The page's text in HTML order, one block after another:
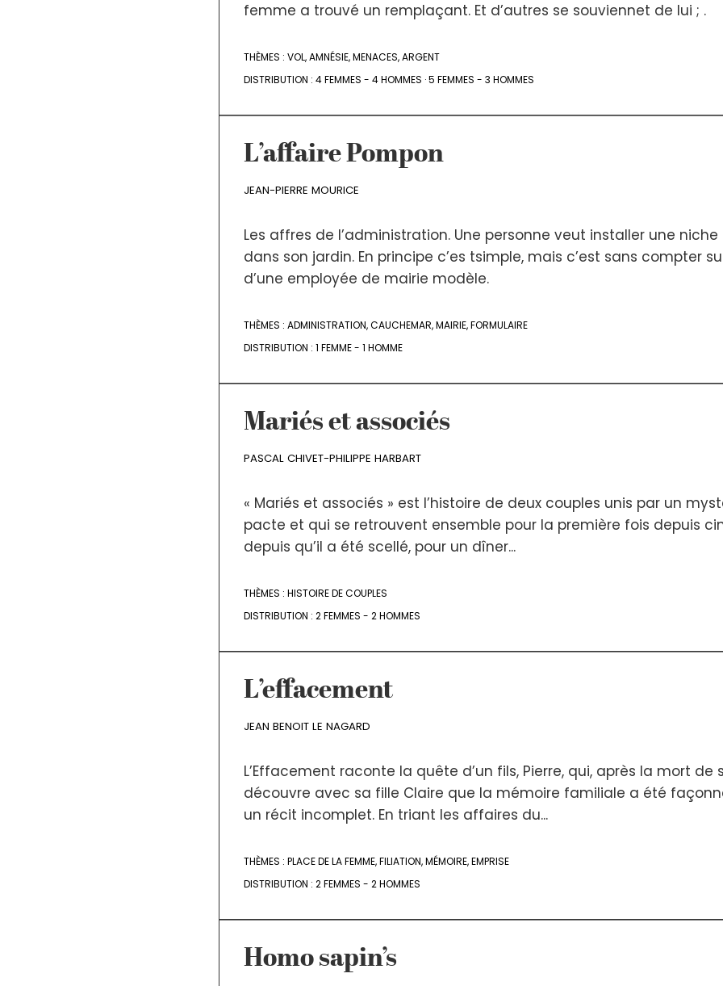
femme a trouvé un remplaçant. Et d’autres se souviennet de lui ; .
THÈMES : VOL,AMNÉSIE,MENACES,ARGENT
DISTRIBUTION : 4 FEMMES - 4 HOMMES ·5 FEMMES - 3 HOMMES
L’affaire Pompon
JEAN-PIERRE MOURICE
Les affres de l’administration. Une personne veut installer une
dans son jardin. En principe c’es tsimple, mais c’est sans compter
d’une employée de mairie modèle.
THÈMES : ADMINISTRATION,CAUCHEMAR,MAIRIE,FORMULAIRE
DISTRIBUTION : 1 FEMME - 1 HOMME
Mariés et associés
PASCAL CHIVET-PHILIPPE HARBART
« Mariés et associés » est l’histoire de deux couples unis par un
pacte et qui se retrouvent ensemble pour la première fois depuis
depuis qu’il a été scellé, pour un dîner...
THÈMES : HISTOIRE DE COUPLES
DISTRIBUTION : 2 FEMMES - 2 HOMMES
L’effacement
JEAN BENOIT LE NAGARD
L’Effacement raconte la quête d’un fils, Pierre, qui, après la mort de
découvre avec sa fille Claire que la mémoire familiale a été
un récit incomplet. En triant les affaires du...
THÈMES : PLACE DE LA FEMME,FILIATION,MÉMOIRE,EMPRISE
DISTRIBUTION : 2 FEMMES - 2 HOMMES
Homo sapin’s